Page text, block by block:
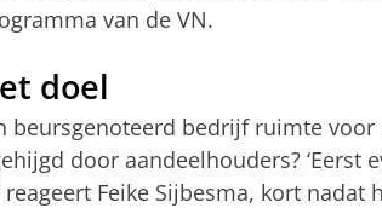
van de VN.
doel
beursgenoteerd bedrijf ruimte
door aandeelhouders? ‘Eerst
reageert Feike Sijbesma, kort nadat